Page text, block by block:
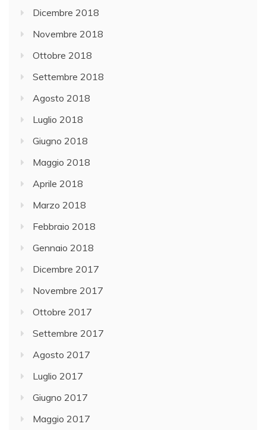
Dicembre 2018
Novembre 2018
Ottobre 2018
Settembre 2018
Agosto 2018
Luglio 2018
Giugno 2018
Maggio 2018
Aprile 2018
Marzo 2018
Febbraio 2018
Gennaio 2018
Dicembre 2017
Novembre 2017
Ottobre 2017
Settembre 2017
Agosto 2017
Luglio 2017
Giugno 2017
Maggio 2017